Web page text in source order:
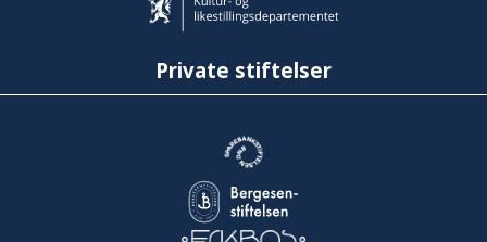
Private stiftelser